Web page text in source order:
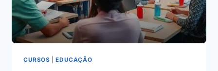
CURSOS |EDUCAÇÃO